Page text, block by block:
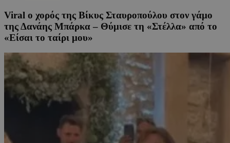
Viral ο χορός της Βίκυς Σταυροπούλου στον γάμο
της Δανάης Μπάρκα – Θύμισε τη «Στέλλα» από το
«Είσαι το ταίρι μου»